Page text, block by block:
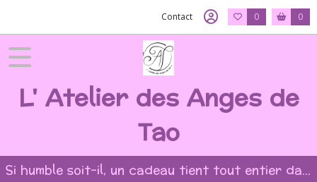
Contact 0 0
L' Atelier des Anges de
Tao
Si humble soit-il, un cadeau tient tout entier dans l'intention et la beauté du geste ?